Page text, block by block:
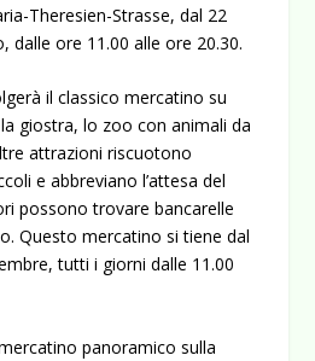
Theresien-Strasse, dal 22
dalle ore 11.00 alle ore 20.30.
il classico mercatino su
giostra, lo zoo con animali da
attrazioni riscuotono
e abbreviano l’attesa del
possono trovare bancarelle
Questo mercatino si tiene dal
tutti i giorni dalle 11.00
panoramico sulla